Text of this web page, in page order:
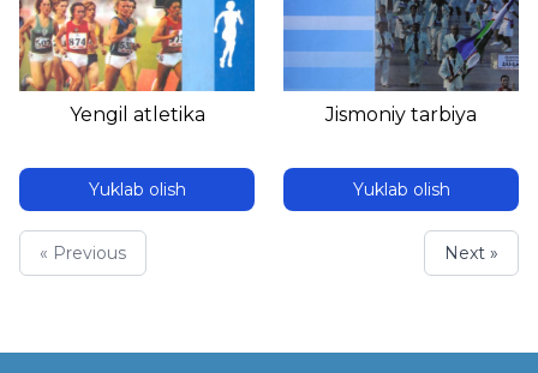
Yengil atletika
Yuklab olish
Jismoniy tarbiya
Yuklab olish
« Previous Next »